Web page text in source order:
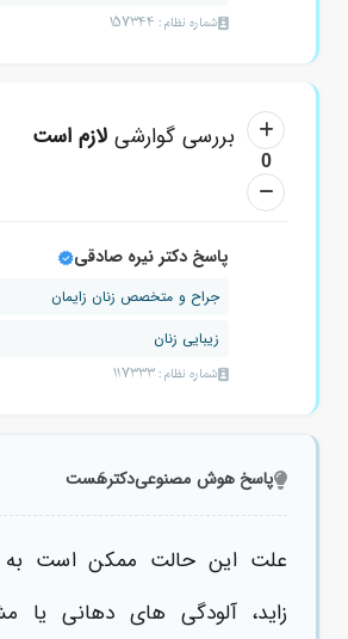
شماره نظام: 157344
0
بررسی گوارشی لازم است
پاسخ دکتر نیره صادقی
جراح و متخصص زنان زایمان
زیبایی زنان
شماره نظام: 117333
پاسخ هوش مصنوعیدکترهَست
علت این حالت ممکن است به
زاید، آلودگی های دهانی یا